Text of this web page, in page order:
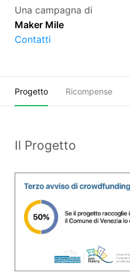
Una campagna di
Maker Mile
Contatti
Progetto Ricompense
Il Progetto